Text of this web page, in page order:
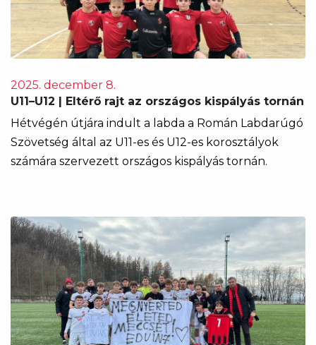
2025. december 8.
U11–U12 | Eltérő rajt az országos kispályás tornán
Hétvégén útjára indult a labda a Román Labdarúgó
Szövetség által az U11-es és U12-es korosztályok
számára szervezett országos kispályás tornán.